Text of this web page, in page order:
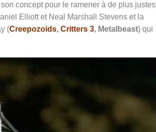
concept pour le ramener à de plus justes
Elliott et Neal Marshall Stevens et la
(Creepozoids, Critters 3, Metalbeast) qui